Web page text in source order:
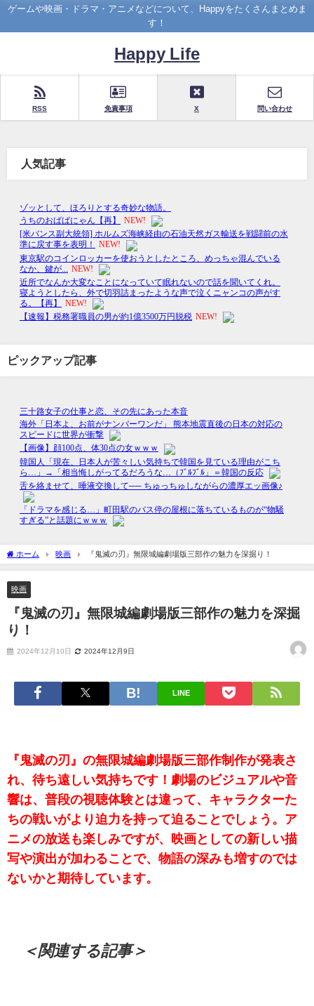
ゲームや映画・ドラマ・アニメなどについて、Happyをたくさんまとめま
す！
Happy Life
RSS 免責事項 X 問い合わせ
人気記事
ピックアップ記事
ホーム 映画 『鬼滅の刃』無限城編劇場版三部作の魅力を深掘り！
映画
『鬼滅の刃』無限城編劇場版三部作の魅力を深掘
り！
2024年12月10日 2024年12月9日
LINE
『鬼滅の刃』の無限城編劇場版三部作制作が発表さ
れ、待ち遠しい気持ちです！劇場のビジュアルや音
響は、普段の視聴体験とは違って、キャラクターた
ちの戦いがより迫力を持って迫ることでしょう。ア
ニメの放送も楽しみですが、映画としての新しい描
写や演出が加わることで、物語の深みも増すのでは
ないかと期待しています。
＜関連する記事＞